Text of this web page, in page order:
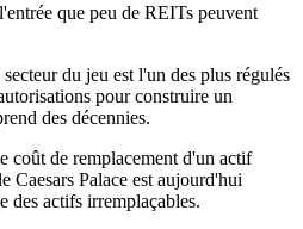
que peu de REITs peuvent
du jeu est l'un des plus régulés
pour construire un
des décennies.
coût de remplacement d'un actif
Caesars Palace est aujourd'hui
actifs irremplaçables.